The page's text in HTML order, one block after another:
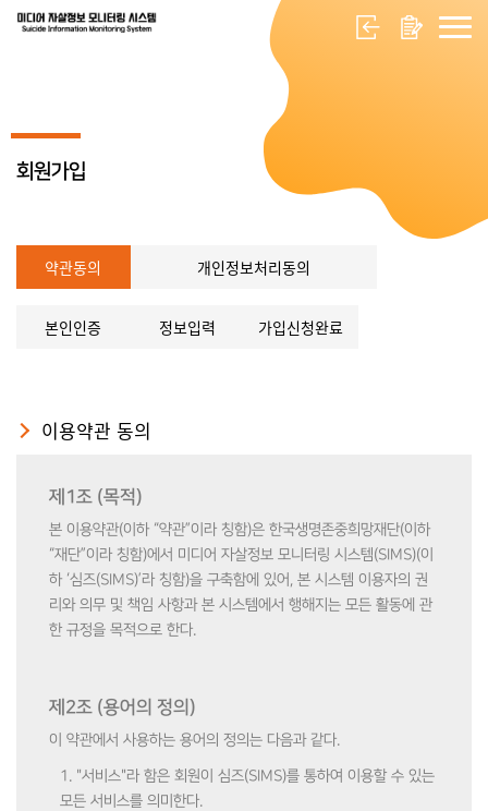
회원가입
약관동의 개인정보처리동의
본인인증 정보입력 가입신청완료
이용약관 동의
제1조 (목적)
본 이용약관(이하 “약관”이라 칭함)은 한국생명존중희망재단(이하
“재단”이라 칭함)에서 미디어 자살정보 모니터링 시스템(SIMS)(이
하 ‘심즈(SIMS)’라 칭함)을 구축함에 있어, 본 시스템 이용자의 권
리와 의무 및 책임 사항과 본 시스템에서 행해지는 모든 활동에 관
한 규정을 목적으로 한다.
제2조 (용어의 정의)
이 약관에서 사용하는 용어의 정의는 다음과 같다.
1. "서비스"라 함은 회원이 심즈(SIMS)를 통하여 이용할 수 있는
모든 서비스를 의미한다.